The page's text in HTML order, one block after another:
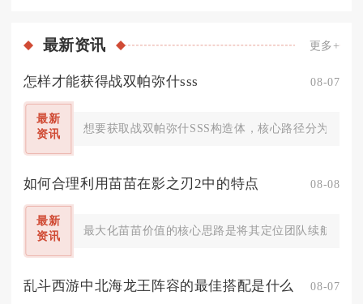
最新资讯 更多+
怎样才能获得战双帕弥什sss 08-07
最新
资讯
想要获取战双帕弥什SSS构造体，核心路径分为定
如何合理利用苗苗在影之刃2中的特点 08-08
最新
资讯
最大化苗苗价值的核心思路是将其定位团队续航辅
乱斗西游中北海龙王阵容的最佳搭配是什么 08-07